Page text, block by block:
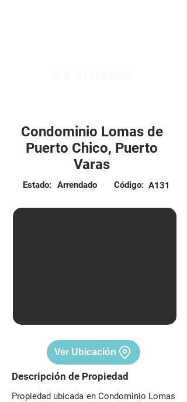
Condominio Lomas de
Puerto Chico, Puerto
Varas
Código: A131
Estado: Arrendado
Ver Ubicación
Descripción de Propiedad
Propiedad ubicada en Condominio Lomas